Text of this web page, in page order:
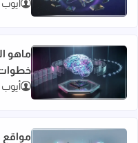
أيوب
اقرأ المزيد عن ماهو
أيوب
مواقع